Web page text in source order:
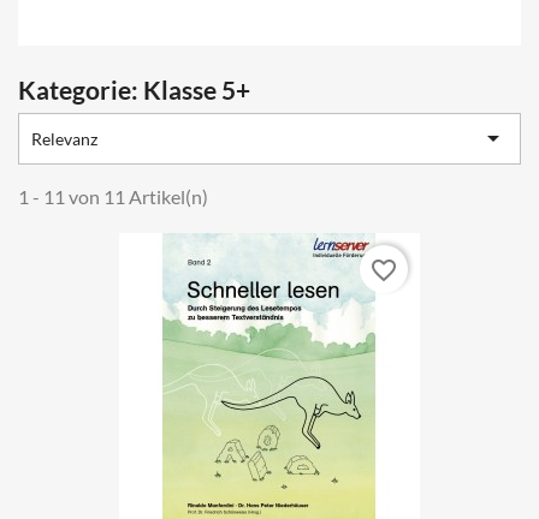
Kategorie: Klasse 5+
Relevanz 
1 - 11 von 11 Artikel(n)
favorite_border